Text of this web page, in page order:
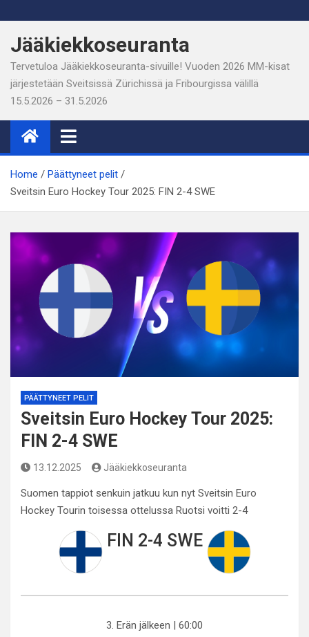
to
content
Jääkiekkoseuranta
Tervetuloa Jääkiekkoseuranta-sivuille! Vuoden 2026 MM-kisat
järjestetään Sveitsissä Zürichissä ja Fribourgissa välillä
15.5.2026 – 31.5.2026
Home
Päättyneet pelit
Sveitsin Euro Hockey Tour 2025: FIN 2-4 SWE
PÄÄTTYNEET PELIT
Sveitsin Euro Hockey Tour 2025:
FIN 2-4 SWE
13.12.2025 Jääkiekkoseuranta
Suomen tappiot senkuin jatkuu kun nyt Sveitsin Euro
Hockey Tourin toisessa ottelussa Ruotsi voitti 2-4
FIN 2-4 SWE
3. Erän jälkeen | 60:00